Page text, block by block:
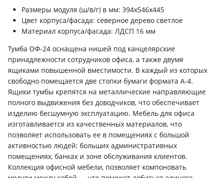
Размеры модуля (ш/в/г) в мм: 394х546х445
Цвет корпуса/фасада: северное дерево светлое
Материал корпуса/фасада: ЛДСП 16 мм
Тумба ОФ-24 оснащена нишей под канцелярские
принадлежности сотрудников офиса, а также двумя
ящиками повышенной вместимости. В каждый из которых
свободно помещается две стопки бумаги формата А-4.
Ящики тумбы крепятся на металлические направляющие
полного выдвижения без доводчиков, что обеспечивает
изделию бесшумную эксплуатацию. Мебель для офиса
изготавливается из качественных материалов, что
позволяет использовать ее в помещениях с большой
активностью людей: больших административных
помещениях, банках и зоне обслуживания клиентов.
Коллекция офисной мебели, позволяет компоновать